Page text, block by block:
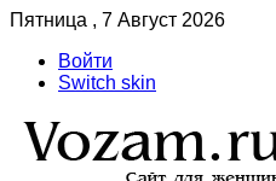
Пятница , 7 Август 2026
Войти
Switch skin